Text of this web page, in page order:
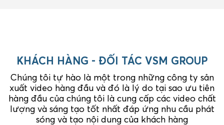
KHÁCH HÀNG - ĐỐI TÁC VSM GROUP
Chúng tôi tự hào là một trong những công ty sản
xuất video hàng đầu và đó là lý do tại sao ưu tiên
hàng đầu của chúng tôi là cung cấp các video chất
lượng và sáng tạo tốt nhất đáp ứng nhu cầu phát
sóng và tạo nội dung của khách hàng